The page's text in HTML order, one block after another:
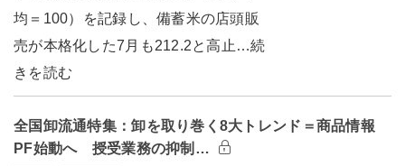
均＝100）を記録し、備蓄米の店頭販
売が本格化した7月も212.2と高止…続
きを読む
全国卸流通特集：卸を取り巻く8大トレンド＝商品情報
PF始動へ 授受業務の抑制…